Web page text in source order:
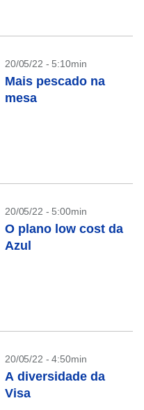
20/05/22 - 5:10min
Mais pescado na
mesa
20/05/22 - 5:00min
O plano low cost da
Azul
20/05/22 - 4:50min
A diversidade da
Visa